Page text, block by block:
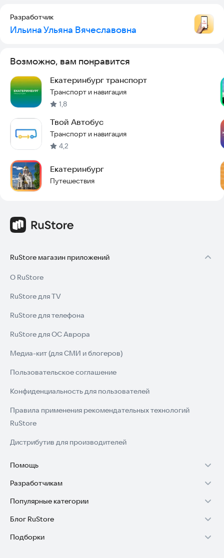
Разработчик
Ильина Ульяна Вячеславовна
Возможно, вам понравится
Екатеринбург транспорт
Транспорт и навигация
1,8
Твой Автобус
Транспорт и навигация
4,2
Екатеринбург
Путешествия
RuStore магазин приложений
О RuStore
RuStore для TV
RuStore для телефона
RuStore для ОС Аврора
Медиа-кит (для СМИ и блогеров)
Пользовательское соглашение
Конфиденциальность для пользователей
Правила применения рекомендательных технологий
RuStore
Дистрибутив для производителей
Помощь
Установка RuStore на TV
Установка RuStore на телефон
Установка RuStore в машину
Помощь пользователям RuStore
Разработчикам
Зарабатывать с RuStore
Стать разработчиком
Доступ к RuStore Консоль
Популярные категории
Игры для Android
Приложения банков
Блог RuStore
Обзоры игр для Android 2025
Подборки